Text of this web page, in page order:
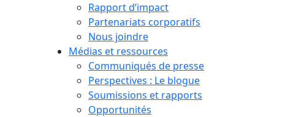
Rapport d’impact
Partenariats corporatifs
Nous joindre
Médias et ressources
Communiqués de presse
Perspectives : Le blogue
Soumissions et rapports
Opportunités